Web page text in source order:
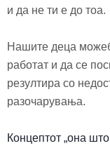
и да не ти е до тоа.
Нашите деца
работат и да се
резултира со
разочарувања.
Концептот „она